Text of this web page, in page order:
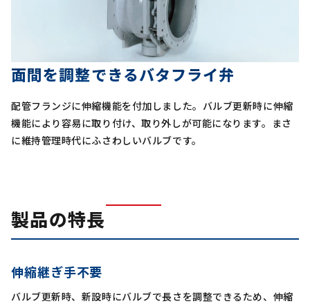
面間を調整できるバタフライ弁
配管フランジに伸縮機能を付加しました。バルブ更新時に伸縮
機能により容易に取り付け、取り外しが可能になります。まさ
に維持管理時代にふさわしいバルブです。
製品の特長
伸縮継ぎ手不要
バルブ更新時、新設時にバルブで長さを調整できるため、伸縮